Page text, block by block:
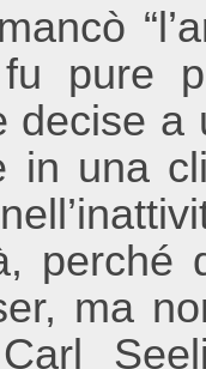
fu pure
decise
in una
ma